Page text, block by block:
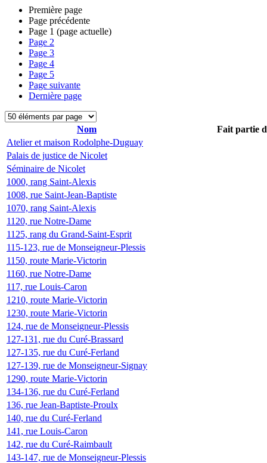
Première page
Page précédente
Page 1 (page actuelle)
Page 2
Page 3
Page 4
Page 5
Page suivante
Dernière page
Nom
Fait partie
Atelier et maison Rodolphe-Duguay
Palais de justice de Nicolet
Séminaire de Nicolet
1000, rang Saint-Alexis
1008, rue Saint-Jean-Baptiste
1070, rang Saint-Alexis
1120, rue Notre-Dame
1125, rang du Grand-Saint-Esprit
115-123, rue de Monseigneur-Plessis
1150, route Marie-Victorin
1160, rue Notre-Dame
117, rue Louis-Caron
1210, route Marie-Victorin
1230, route Marie-Victorin
124, rue de Monseigneur-Plessis
127-131, rue du Curé-Brassard
127-135, rue du Curé-Ferland
127-139, rue de Monseigneur-Signay
1290, route Marie-Victorin
134-136, rue du Curé-Ferland
136, rue Jean-Baptiste-Proulx
140, rue du Curé-Ferland
141, rue Louis-Caron
142, rue du Curé-Raimbault
143-147, rue de Monseigneur-Plessis